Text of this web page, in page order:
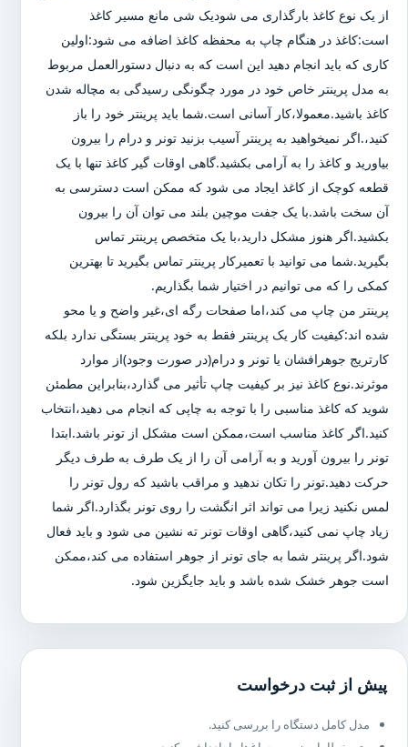
از یک نوع کاغذ بارگذاری می شودیک شی مانع مسیر کاغذ
است:کاغذ در هنگام چاپ به محفظه کاغذ اضافه می شود:اولین
کاری که باید انجام دهید این است که به دنبال دستورالعمل مربوط
به مدل پرینتر خاص خود در مورد چگونگی رسیدگی به مچاله شدن
کاغذ باشید.معمولا،کار آسانی است.شما باید پرینتر خود را باز
کنید،.اگر نمیخواهید به پرینتر آسیب بزنید تونر و درام را بیرون
بیاورید و کاغذ را به آرامی بکشید.گاهی اوقات گیر کاغذ تنها با یک
قطعه کوچک از کاغذ ایجاد می شود که ممکن است دسترسی به
آن سخت باشد.با یک جفت موچین بلند می توان آن را بیرون
بکشید.اگر هنوز مشکل دارید،با یک متخصص پرینتر تماس
بگیرید.شما می توانید با تعمیرکار پرینتر تماس بگیرید تا بهترین
کمکی را که می توانیم در اختیار شما بگذاریم.
پرینتر من چاپ می کند،اما صفحات رگه ای،غیر واضح و یا محو
شده اند:کیفیت کار یک پرینتر فقط به خود پرینتر بستگی ندارد بلکه
کارتریج جوهرافشان یا تونر و درام(در صورت وجود)از موارد
موثرند.نوع کاغذ نیز بر کیفیت چاپ تأثیر می گذارد،بنابراین مطمئن
شوید که کاغذ مناسبی را با توجه به چاپی که انجام می دهید،انتخاب
کنید.اگر کاغذ مناسب است،ممکن است مشکل از تونر باشد.ابتدا
تونر را بیرون آورید و به آرامی آن را از یک طرف به طرف دیگر
حرکت دهید.تونر را تکان ندهید و مراقب باشید که رول تونر را
لمس نکنید زیرا می تواند اثر انگشت را روی تونر بگذارد.اگر شما
زیاد چاپ نمی کنید،گاهی اوقات تونر ته نشین می شود و باید فعال
شود.اگر پرینتر شما به جای تونر از جوهر استفاده می کند،ممکن
است جوهر خشک شده باشد و باید جایگزین شود.
پیش از ثبت درخواست
مدل کامل دستگاه را بررسی کنید.